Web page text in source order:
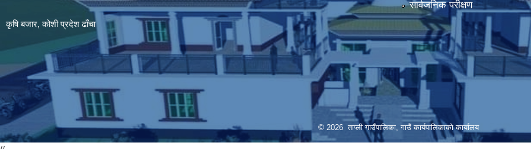
कृषि बजार, कोशी प्रदेश ढाँचा
सार्वजनिक परीक्षण
© 2026 ताप्ली गाउँपालिका, गाउँ कार्यपालिकाको कार्यालय